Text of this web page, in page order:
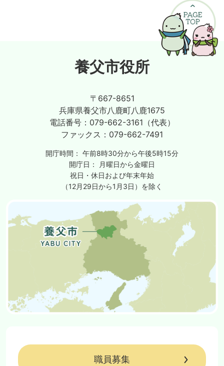
養父市役所
〒667-8651
兵庫県養父市八鹿町八鹿1675
電話番号： 079-662-3161（代表）
ファックス： 079-662-7491
開庁時間： 午前8時30分から午後5時15分
開庁日：
月曜日から金曜日
祝日・休日および年末年始
（12月29日から1月3日）を除く
職員募集